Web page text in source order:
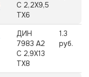
C 2,2X9,5
TX6
ДИН
7983 А2
C 2,9X13
TX8
1.3
руб.